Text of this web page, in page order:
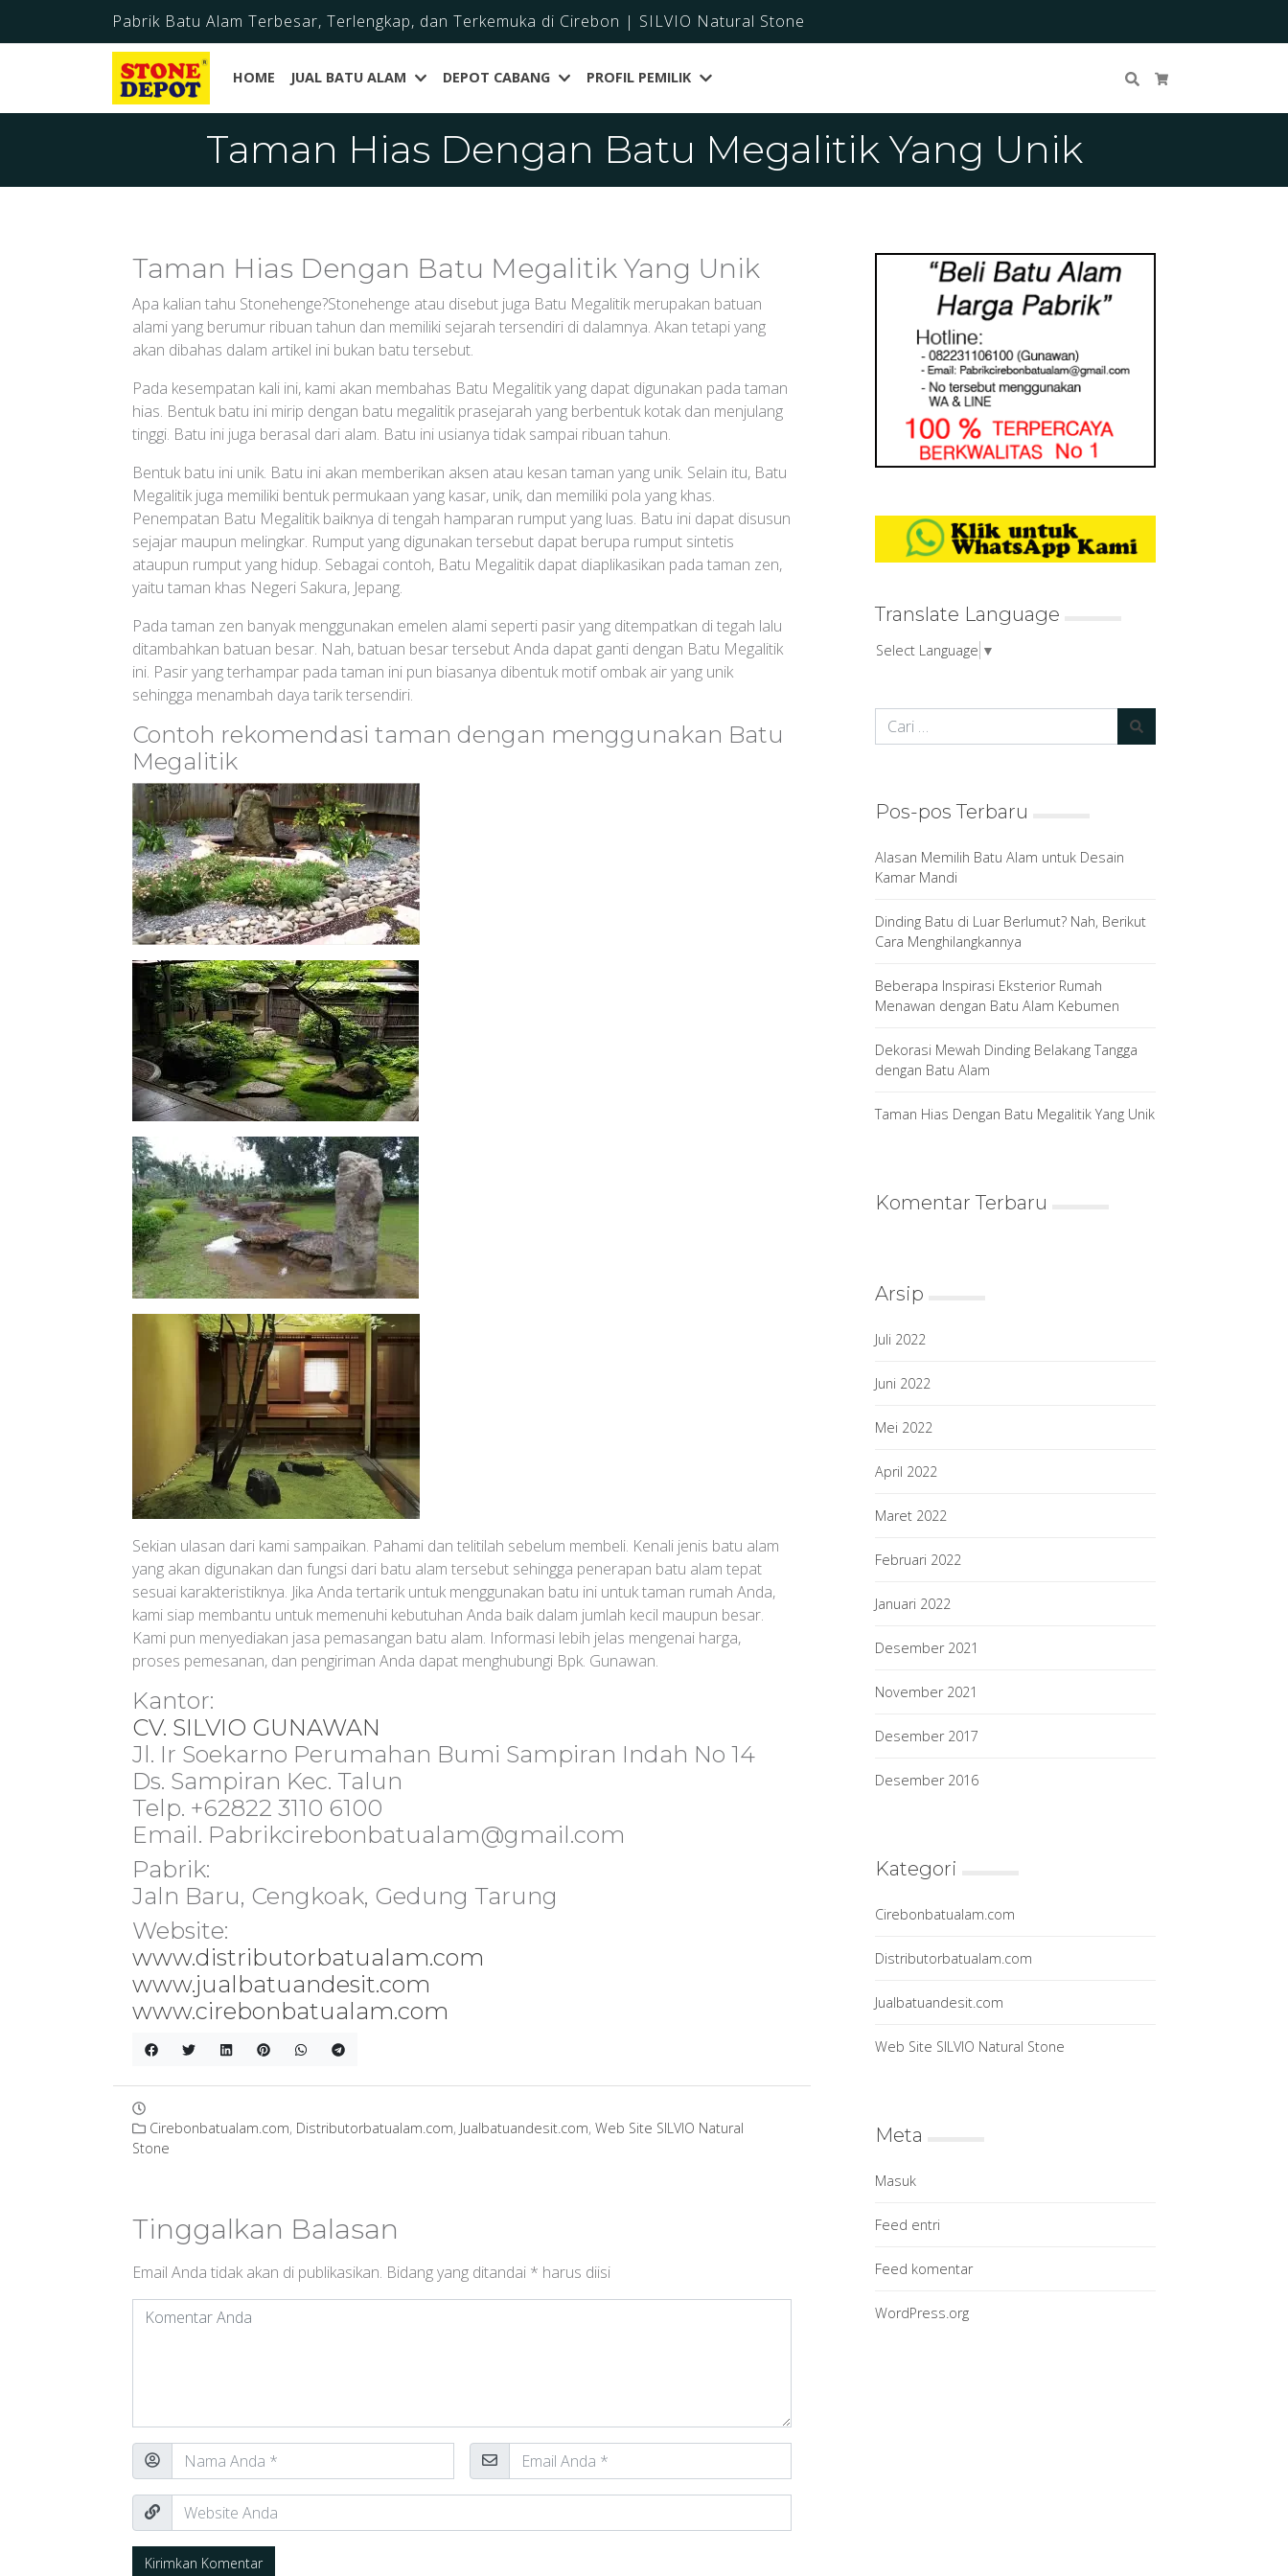
Pabrik Batu Alam Terbesar, Terlengkap, dan Terkemuka di Cirebon | SILVIO Natural Stone
HOME JUAL BATU ALAM DEPOT CABANG PROFIL PEMILIK Cari
Taman Hias Dengan Batu Megalitik Yang Unik
Taman Hias Dengan Batu Megalitik Yang Unik
Apa kalian tahu Stonehenge?Stonehenge atau disebut juga Batu Megalitik merupakan batuan
alami yang berumur ribuan tahun dan memiliki sejarah tersendiri di dalamnya. Akan tetapi yang
akan dibahas dalam artikel ini bukan batu tersebut.
Pada kesempatan kali ini, kami akan membahas Batu Megalitik yang dapat digunakan pada taman
hias. Bentuk batu ini mirip dengan batu megalitik prasejarah yang berbentuk kotak dan menjulang
tinggi. Batu ini juga berasal dari alam. Batu ini usianya tidak sampai ribuan tahun.
Bentuk batu ini unik. Batu ini akan memberikan aksen atau kesan taman yang unik. Selain itu, Batu
Megalitik juga memiliki bentuk permukaan yang kasar, unik, dan memiliki pola yang khas.
Penempatan Batu Megalitik baiknya di tengah hamparan rumput yang luas. Batu ini dapat disusun
sejajar maupun melingkar. Rumput yang digunakan tersebut dapat berupa rumput sintetis
ataupun rumput yang hidup. Sebagai contoh, Batu Megalitik dapat diaplikasikan pada taman zen,
yaitu taman khas Negeri Sakura, Jepang.
Pada taman zen banyak menggunakan emelen alami seperti pasir yang ditempatkan di tegah lalu
ditambahkan batuan besar. Nah, batuan besar tersebut Anda dapat ganti dengan Batu Megalitik
ini. Pasir yang terhampar pada taman ini pun biasanya dibentuk motif ombak air yang unik
sehingga menambah daya tarik tersendiri.
Contoh rekomendasi taman dengan menggunakan Batu
Megalitik
Sekian ulasan dari kami sampaikan. Pahami dan telitilah sebelum membeli. Kenali jenis batu alam
yang akan digunakan dan fungsi dari batu alam tersebut sehingga penerapan batu alam tepat
sesuai karakteristiknya. Jika Anda tertarik untuk menggunakan batu ini untuk taman rumah Anda,
kami siap membantu untuk memenuhi kebutuhan Anda baik dalam jumlah kecil maupun besar.
Kami pun menyediakan jasa pemasangan batu alam. Informasi lebih jelas mengenai harga,
proses pemesanan, dan pengiriman Anda dapat menghubungi Bpk. Gunawan.
Kantor:
CV. SILVIO GUNAWAN
Jl. Ir Soekarno Perumahan Bumi Sampiran Indah No 14
Ds. Sampiran Kec. Talun
Telp. +62822 3110 6100
Email. Pabrikcirebonbatualam@gmail.com
Pabrik:
Jaln Baru, Cengkoak, Gedung Tarung
Website:
www.distributorbatualam.com
www.jualbatuandesit.com
www.cirebonbatualam.com
Cirebonbatualam.com, Distributorbatualam.com, Jualbatuandesit.com,Web Site SILVIO Natural
Stone
Tinggalkan Balasan
Email Anda tidak akan di publikasikan. Bidang yang ditandai * harus diisi
Translate Language
Select Language ▼
Pos-pos Terbaru
Alasan Memilih Batu Alam untuk Desain
Kamar Mandi
Dinding Batu di Luar Berlumut? Nah, Berikut
Cara Menghilangkannya
Beberapa Inspirasi Eksterior Rumah
Menawan dengan Batu Alam Kebumen
Dekorasi Mewah Dinding Belakang Tangga
dengan Batu Alam
Taman Hias Dengan Batu Megalitik Yang Unik
Komentar Terbaru
Arsip
Juli 2022
Juni 2022
Mei 2022
April 2022
Maret 2022
Februari 2022
Januari 2022
Desember 2021
November 2021
Desember 2017
Desember 2016
Kategori
Cirebonbatualam.com
Distributorbatualam.com
Jualbatuandesit.com
Web Site SILVIO Natural Stone
Meta
Masuk
Feed entri
Feed komentar
WordPress.org